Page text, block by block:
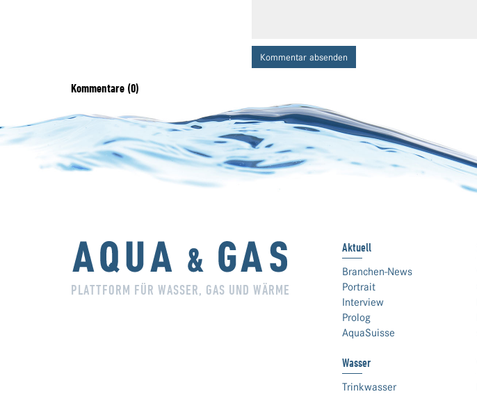
Kommentar absenden
Kommentare (0)
PLATTFORM FÜR WASSER, GAS UND WÄRME
Aktuell
Branchen-News
Portrait
Interview
Prolog
AquaSuisse
Wasser
Trinkwasser